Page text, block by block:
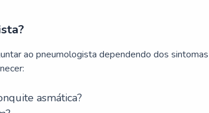
ao pneumologista dependendo dos sintomas
asmática?